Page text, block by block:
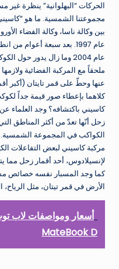
الحركات “البهلوانية” ينظرة
مجموعتنا الشمسية. ما هو
بين وكالة ناسا، وكالة الفضاء
عام 2004 وما زال يدور
كلاهما بإعطاء صور قيمة جداً
كاسيني باكتشافه؟ وجد العلماء
زحل أنّها تعدّ من أكثر المناطق
الكواكب في المجموعة الشمسية.
مركبة كاسيني لبعض التفاعلات
لإنسيلادوس، أحد أقمار زحل
كما وجد المسبار نفسه خصائص
الأرض في قمر تيتان، مثل الرياح،
MateBook D